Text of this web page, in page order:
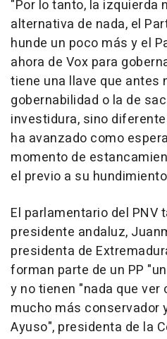
"Por lo tanto, la izquierda
alternativa de nada, el
hunde un poco más y el
ahora de Vox para
tiene una llave que antes
gobernabilidad o la de
investidura, sino
ha avanzado como
momento de
el previo a su
El parlamentario del PNV
presidente andaluz,
presidenta de
forman parte de un PP
y no tienen "nada que ver
mucho más conservador
Ayuso", presidenta de la